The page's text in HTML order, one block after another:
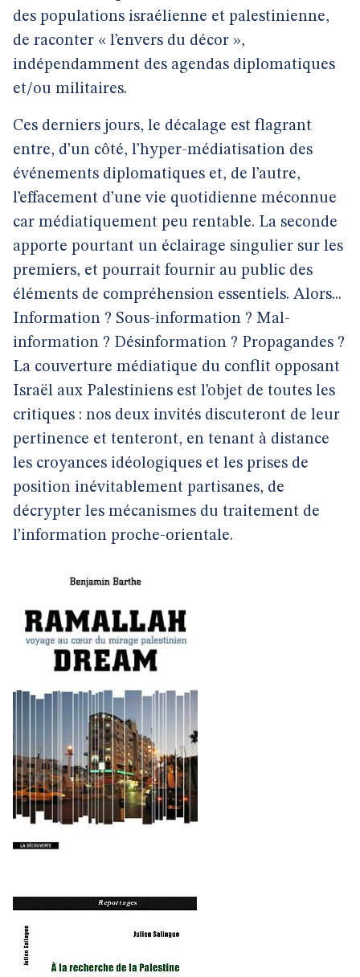
des populations israélienne et palestinienne,
de raconter « l’envers du décor »,
indépendamment des agendas diplomatiques
et/ou militaires.
Ces derniers jours, le décalage est flagrant
entre, d’un côté, l’hyper-médiatisation des
événements diplomatiques et, de l’autre,
l’effacement d’une vie quotidienne méconnue
car médiatiquement peu rentable. La seconde
apporte pourtant un éclairage singulier sur les
premiers, et pourrait fournir au public des
éléments de compréhension essentiels. Alors...
Information ? Sous-information ? Mal-
information ? Désinformation ? Propagandes ?
La couverture médiatique du conflit opposant
Israël aux Palestiniens est l’objet de toutes les
critiques : nos deux invités discuteront de leur
pertinence et tenteront, en tenant à distance
les croyances idéologiques et les prises de
position inévitablement partisanes, de
décrypter les mécanismes du traitement de
l’information proche-orientale.